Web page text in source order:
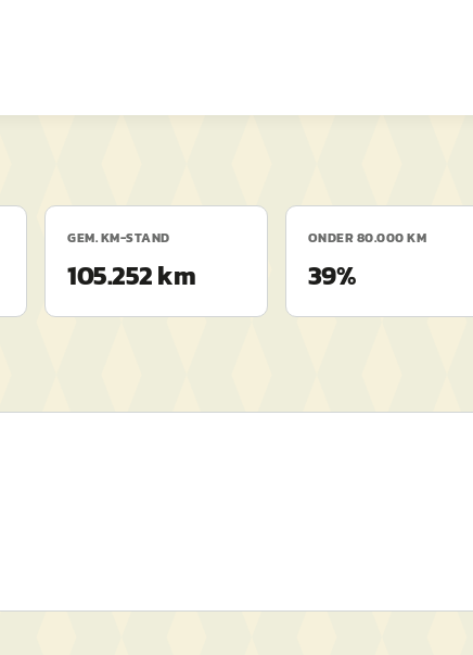
GEM. KM-STAND
105.252 km
ONDER 80.000 KM
39%